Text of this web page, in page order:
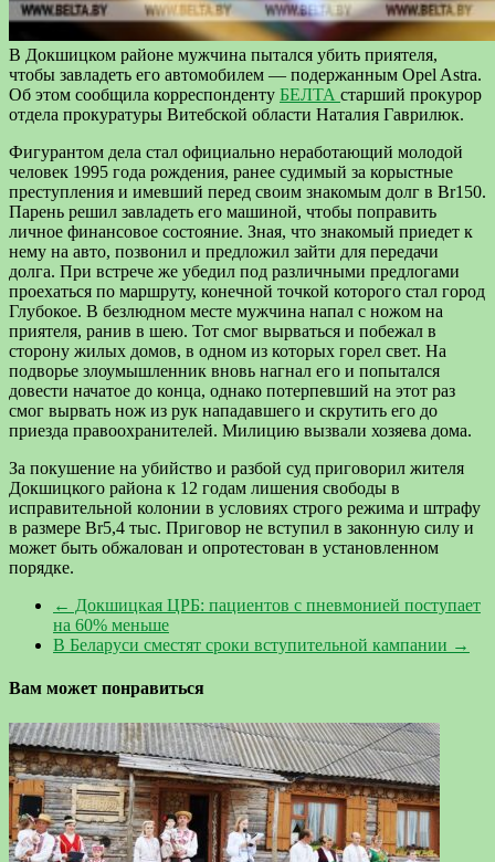
В Докшицком районе мужчина пытался убить приятеля,
чтобы завладеть его автомобилем — подержанным Opel Astra.
Об этом сообщила корреспонденту БЕЛТА старший прокурор
отдела прокуратуры Витебской области Наталия Гаврилюк.
Фигурантом дела стал официально неработающий молодой
человек 1995 года рождения, ранее судимый за корыстные
преступления и имевший перед своим знакомым долг в Br150.
Парень решил завладеть его машиной, чтобы поправить
личное финансовое состояние. Зная, что знакомый приедет к
нему на авто, позвонил и предложил зайти для передачи
долга. При встрече же убедил под различными предлогами
проехаться по маршруту, конечной точкой которого стал город
Глубокое. В безлюдном месте мужчина напал с ножом на
приятеля, ранив в шею. Тот смог вырваться и побежал в
сторону жилых домов, в одном из которых горел свет. На
подворье злоумышленник вновь нагнал его и попытался
довести начатое до конца, однако потерпевший на этот раз
смог вырвать нож из рук нападавшего и скрутить его до
приезда правоохранителей. Милицию вызвали хозяева дома.
За покушение на убийство и разбой суд приговорил жителя
Докшицкого района к 12 годам лишения свободы в
исправительной колонии в условиях строго режима и штрафу
в размере Br5,4 тыс. Приговор не вступил в законную силу и
может быть обжалован и опротестован в установленном
порядке.
← Докшицкая ЦРБ: пациентов с пневмонией поступает
на 60% меньше
В Беларуси сместят сроки вступительной кампании →
Вам может понравиться